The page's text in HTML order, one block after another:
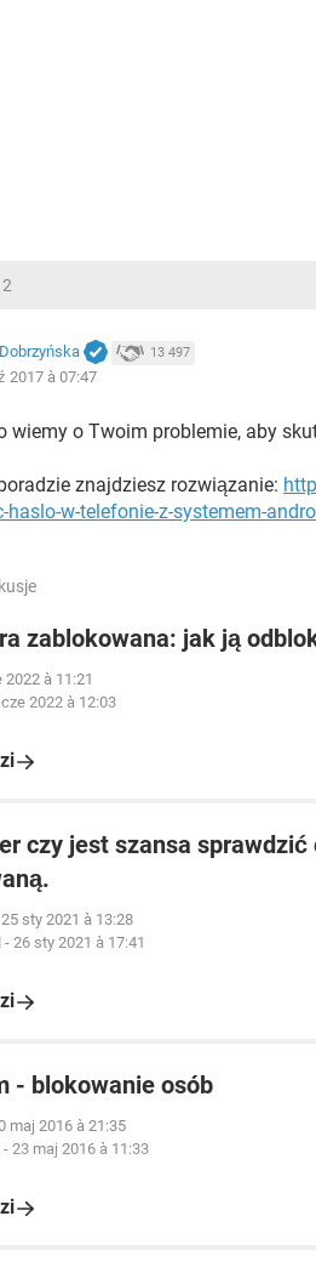
13 497
2017 à 07:47
wiemy o Twoim problemie, aby
znajdziesz rozwiązanie:
haslo-w-telefonie-z-systemem-
zablokowana: jak ją
2022 à 11:21
2022 à 12:03
czy jest szansa
25 sty 2021 à 13:28
- 26 sty 2021 à 17:41
- blokowanie osób
maj 2016 à 21:35
- 23 maj 2016 à 11:33